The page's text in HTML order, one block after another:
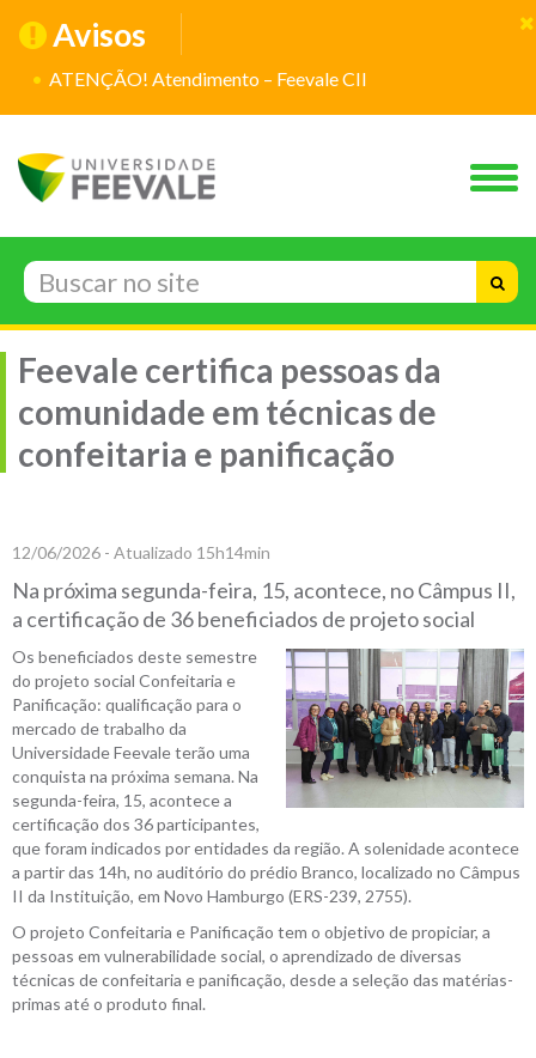
Avisos
ATENÇÃO! Atendimento – Feevale CII
Feevale certifica pessoas da
comunidade em técnicas de
confeitaria e panificação
12/06/2026 - Atualizado 15h14min
Na próxima segunda-feira, 15, acontece, no Câmpus II,
a certificação de 36 beneficiados de projeto social
Os beneficiados deste semestre
do projeto social Confeitaria e
Panificação: qualificação para o
mercado de trabalho da
Universidade Feevale terão uma
conquista na próxima semana. Na
segunda-feira, 15, acontece a
certificação dos 36 participantes,
que foram indicados por entidades da região. A solenidade acontece
a partir das 14h, no auditório do prédio Branco, localizado no Câmpus
II da Instituição, em Novo Hamburgo (ERS-239, 2755).
O projeto Confeitaria e Panificação tem o objetivo de propiciar, a
pessoas em vulnerabilidade social, o aprendizado de diversas
técnicas de confeitaria e panificação, desde a seleção das matérias-
primas até o produto final.